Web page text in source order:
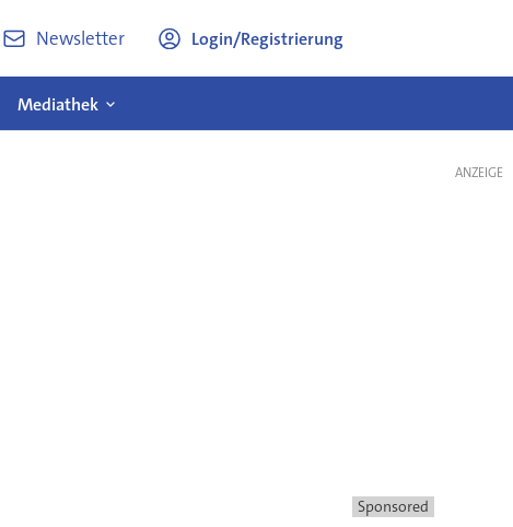
Newsletter Login/Registrierung
Mediathek
Sponsored
ANZEIGE